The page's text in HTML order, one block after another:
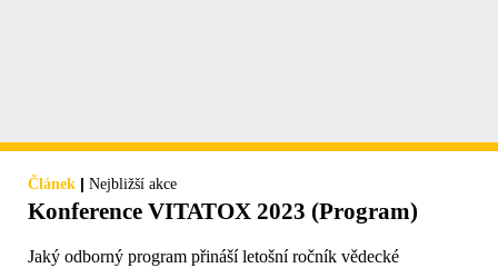
Článek | Nejbližší akce
Konference VITATOX 2023 (Program)
Jaký odborný program přináší letošní ročník vědecké